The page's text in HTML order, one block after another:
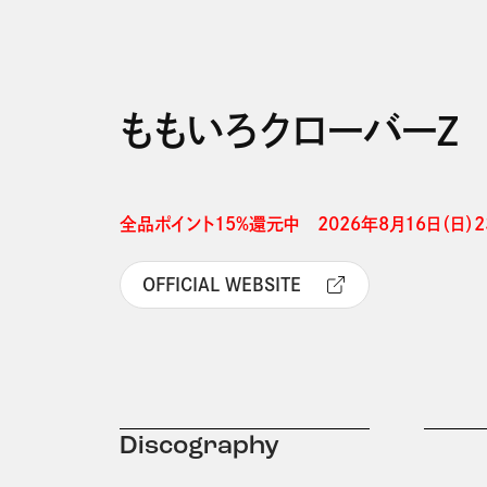
ももいろクローバーＺ
全品ポイント15%還元中　2026年8月16日（日
OFFICIAL WEBSITE
Discography